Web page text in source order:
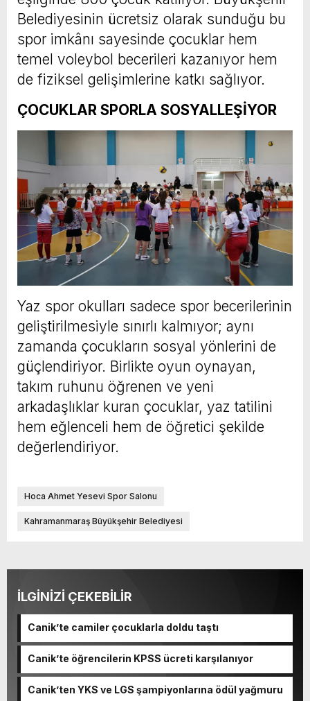
Belediyesinin ücretsiz olarak sunduğu bu
spor imkânı sayesinde çocuklar hem
temel voleybol becerileri kazanıyor hem
de fiziksel gelişimlerine katkı sağlıyor.
ÇOCUKLAR SPORLA SOSYALLEŞİYOR
Yaz spor okulları sadece spor becerilerinin
geliştirilmesiyle sınırlı kalmıyor; aynı
zamanda çocukların sosyal yönlerini de
güçlendiriyor. Birlikte oyun oynayan,
takım ruhunu öğrenen ve yeni
arkadaşlıklar kuran çocuklar, yaz tatilini
hem eğlenceli hem de öğretici şekilde
değerlendiriyor.
Hoca Ahmet Yesevi Spor Salonu
Kahramanmaraş Büyükşehir Belediyesi
İLGİNİZİ ÇEKEBİLİR
Canik’te camiler çocuklarla doldu taştı
Canik’te öğrencilerin KPSS ücreti karşılanıyor
Canik’ten YKS ve LGS şampiyonlarına ödül yağmuru